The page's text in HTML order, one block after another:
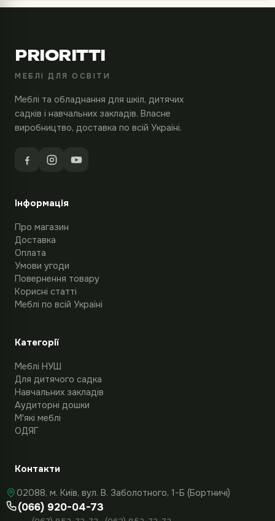
PRIORITTI
МЕБЛІ ДЛЯ ОСВІТИ
Меблі та обладнання для шкіл, дитячих
садків і навчальних закладів. Власне
виробництво, доставка по всій Україні.
Інформація
Про магазин
Доставка
Оплата
Умови угоди
Повернення товару
Корисні статті
Меблі по всій Україні
Категорії
Меблі НУШ
Для дитячого садка
Навчальних закладів
Аудиторні дошки
М'які меблі
ОДЯГ
Контакти
02088, м. Київ, вул. В. Заболотного, 1-Б (Бортничі)
(066) 920-04-73